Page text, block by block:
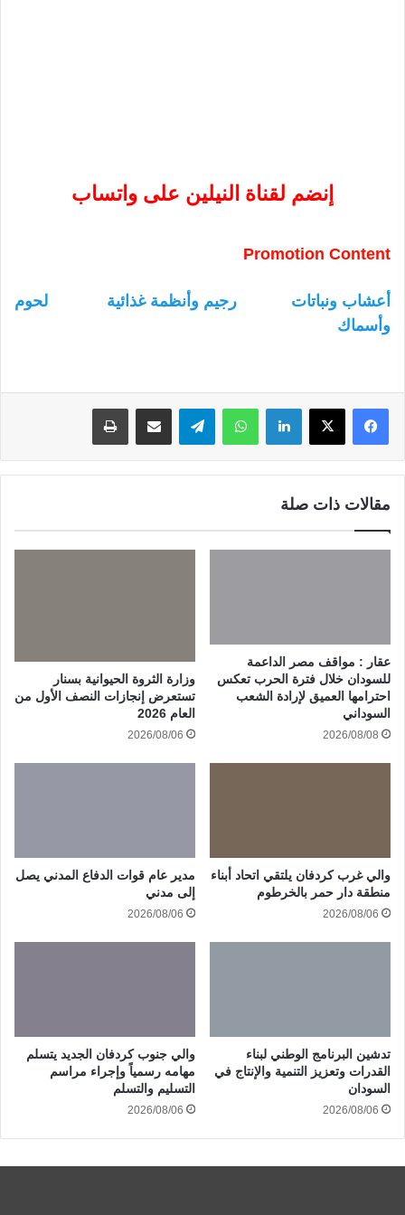
إنضم لقناة النيلين على واتساب
Promotion Content
أعشاب ونباتات رجيم وأنظمة غذائية
لحوم
وأسماك
لينكدإن واتساب
مقالات ذات صلة
عقار : مواقف مصر الداعمة
للسودان خلال فترة الحرب تعكس
احترامها العميق لإرادة الشعب
السوداني
2026/08/08
وزارة الثروة الحيوانية بسنار
تستعرض إنجازات النصف الأول من
العام 2026
2026/08/06
والي غرب كردفان يلتقي اتحاد أبناء
منطقة دار حمر بالخرطوم
2026/08/06
مدير عام قوات الدفاع المدني يصل
إلى مدني
2026/08/06
تدشين البرنامج الوطني لبناء
القدرات وتعزيز التنمية والإنتاج في
السودان
2026/08/06
والي جنوب كردفان الجديد يتسلم
مهامه رسمياً وإجراء مراسم
التسليم والتسلم
2026/08/06